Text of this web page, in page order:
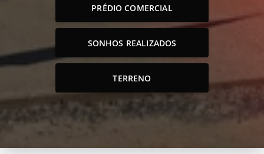
PRÉDIO COMERCIAL
SONHOS REALIZADOS
TERRENO